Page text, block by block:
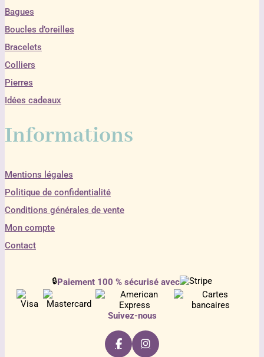
Bagues
Boucles d’oreilles
Bracelets
Colliers
Pierres
Idées cadeaux
Informations
Mentions légales
Politique de confidentialité
Conditions générales de vente
Mon compte
Contact
🔒Paiement 100 % sécurisé avec
Suivez-nous